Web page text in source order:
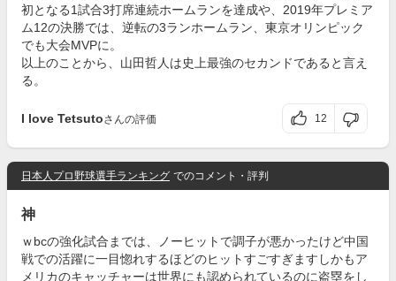
初となる1試合3打席連続ホームランを達成や、2019年プレミア
ム12の決勝では、逆転の3ランホームラン、東京オリンピック
でも大会MVPに。
以上のことから、山田哲人は史上最強のセカンドであると言え
る。
I love Tetsutoさんの評価 12
日本人プロ野球選手ランキング でのコメント・評判
神
ｗbcの強化試合までは、ノーヒットで調子が悪かったけど中国
戦での活躍に一目惚れするほどのヒットすごすぎますしかもア
メリカのキャッチャーは世界にも認められているのに盗塁をし